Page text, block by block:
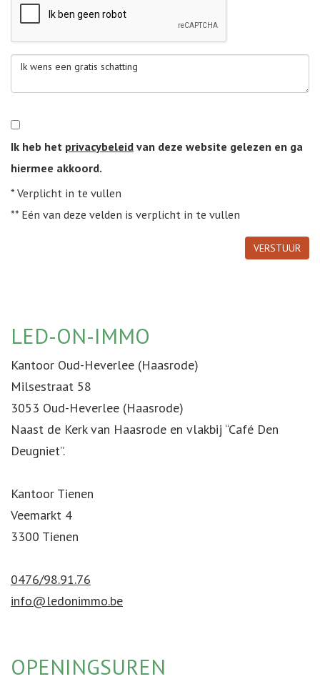
Ik heb het privacybeleid van deze website gelezen en ga
hiermee akkoord.
* Verplicht in te vullen
** Eén van deze velden is verplicht in te vullen
LED-ON-IMMO
Kantoor Oud-Heverlee (Haasrode)
Milsestraat 58
3053 Oud-Heverlee (Haasrode)
Naast de Kerk van Haasrode en vlakbij “Café Den
Deugniet”.
Kantoor Tienen
Veemarkt 4
3300 Tienen
0476/98.91.76
info@ledonimmo.be
OPENINGSUREN